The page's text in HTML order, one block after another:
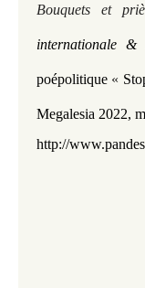
Bouquets et
internationale
poépolitique «
Megalesia 2022,
http://